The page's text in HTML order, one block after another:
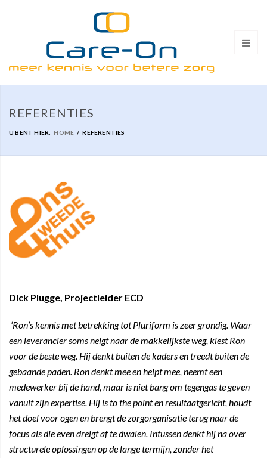
REFERENTIES
U BENT HIER: HOME REFERENTIES
Dick Plugge, Projectleider ECD
‘Ron’s kennis met betrekking tot Pluriform is zeer grondig. Waar
een leverancier soms neigt naar de makkelijkste weg, kiest Ron
voor de beste weg. Hij denkt buiten de kaders en treedt buiten de
gebaande paden. Ron denkt mee en helpt mee, neemt een
medewerker bij de hand, maar is niet bang om tegengas te geven
vanuit zijn expertise. Hij is to the point en resultaatgericht, houdt
het doel voor ogen en brengt de zorgorganisatie terug naar de
focus als die even dreigt af te dwalen. Intussen denkt hij na over
structurele oplossingen op de lange termijn, zonder het